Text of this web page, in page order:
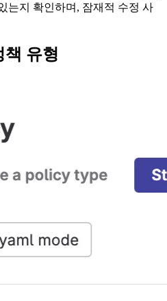
는지 확인하며, 잠재적 수정 사
책 유형